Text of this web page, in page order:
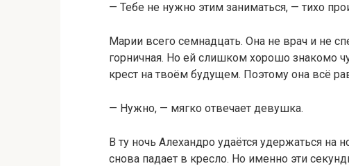
— Тебе не нужно этим заниматься, — тихо
Марии всего семнадцать. Она не врач и не
горничная. Но ей слишком хорошо знакомо
крест на твоём будущем. Поэтому она всё
— Нужно, — мягко отвечает девушка.
В ту ночь Алехандро удаётся удержаться на
снова падает в кресло. Но именно эти